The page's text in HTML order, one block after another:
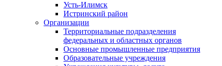
Усть-Илимск
Истринский район
Организации
Территориальные подразделения
федеральных и областных органов
Основные промышленные предприятия
Образовательные учреждения